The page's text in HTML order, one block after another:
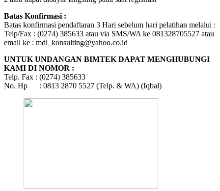
Batas Konfirmasi :
Batas konfirmasi pendaftaran 3 Hari sebelum hari pelatihan melalui :
Telp/Fax : (0274) 385633 atau via SMS/WA ke 081328705527 atau
email ke : mdi_konsulting@yahoo.co.id
UNTUK UNDANGAN BIMTEK DAPAT MENGHUBUNGI
KAMI DI NOMOR :
Telp. Fax : (0274) 385633
No. Hp : 0813 2870 5527 (Telp. & WA) (Iqbal)